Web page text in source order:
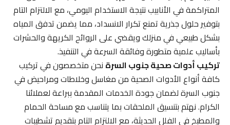
المتراكمة في الأنابيب نتيجة الاستخدام اليومي، مع الالتزام التام
بتوفير حلول جذرية تمنع تكرار الانسداد، مما يضمن تدفق المياه
بشكل طبيعي في منزلك ويقضي على الروائح الكريهة والحشرات
بأساليب علمية متطورة وفائقة السرعة في التنفيذ.
تركيب أدوات صحية جنوب السرةنحن متخصصون في تركيب
كافة أنواع الأدوات الصحية من مغاسل وخلاطات ومراحيض في
جنوب السرة لضمان جودة الخدمات المقدمة ببراعة لعملائنا
الكرام. نهتم بتنسيق الملحقات بما يتناسب مع مساحة الحمام
والمطبخ في الفلل الحديثة، مع الالتزام التام بتقديم تشطيبات